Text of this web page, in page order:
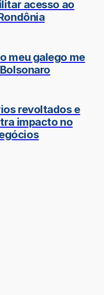
acesso ao
meu galego me
revoltados e
impacto no